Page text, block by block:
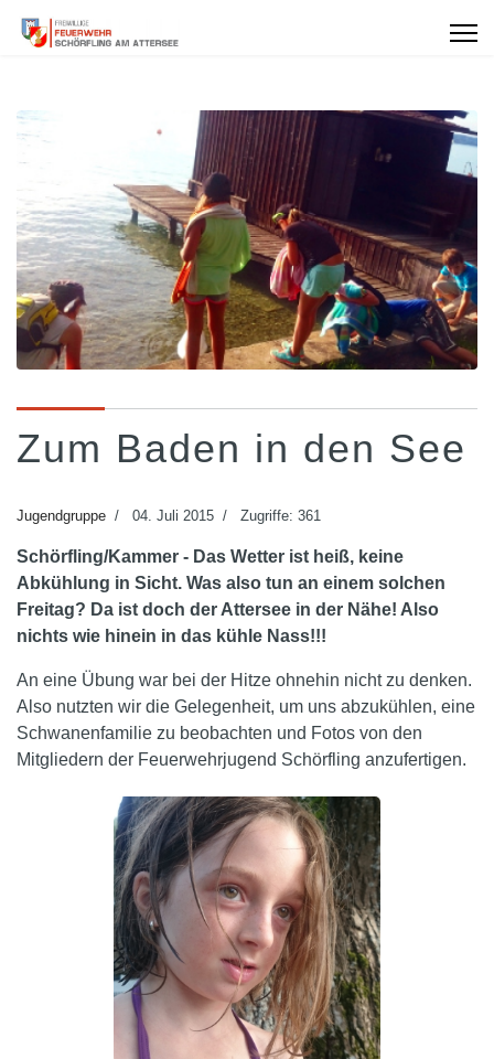
Zum Baden in den See
Jugendgruppe 04. Juli 2015 Zugriffe: 361
Schörfling/Kammer - Das Wetter ist heiß, keine
Abkühlung in Sicht. Was also tun an einem solchen
Freitag? Da ist doch der Attersee in der Nähe! Also
nichts wie hinein in das kühle Nass!!!
An eine Übung war bei der Hitze ohnehin nicht zu denken.
Also nutzten wir die Gelegenheit, um uns abzukühlen, eine
Schwanenfamilie zu beobachten und Fotos von den
Mitgliedern der Feuerwehrjugend Schörfling anzufertigen.